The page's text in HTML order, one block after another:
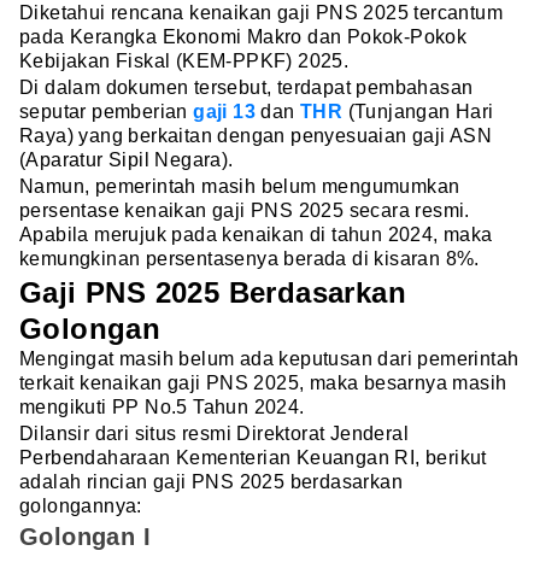
Diketahui rencana kenaikan gaji PNS 2025 tercantum
pada Kerangka Ekonomi Makro dan Pokok-Pokok
Kebijakan Fiskal (KEM-PPKF) 2025.
Di dalam dokumen tersebut, terdapat pembahasan
seputar pemberiangaji 13 danTHR (Tunjangan Hari
Raya) yang berkaitan dengan penyesuaian gaji ASN
(Aparatur Sipil Negara).
Namun, pemerintah masih belum mengumumkan
persentase kenaikan gaji PNS 2025 secara resmi.
Apabila merujuk pada kenaikan di tahun 2024, maka
kemungkinan persentasenya berada di kisaran 8%.
Gaji PNS 2025 Berdasarkan
Golongan
Mengingat masih belum ada keputusan dari pemerintah
terkait kenaikan gaji PNS 2025, maka besarnya masih
mengikuti PP No.5 Tahun 2024.
Dilansir dari situs resmi Direktorat Jenderal
Perbendaharaan Kementerian Keuangan RI, berikut
adalah rincian gaji PNS 2025 berdasarkan
golongannya:
Golongan I